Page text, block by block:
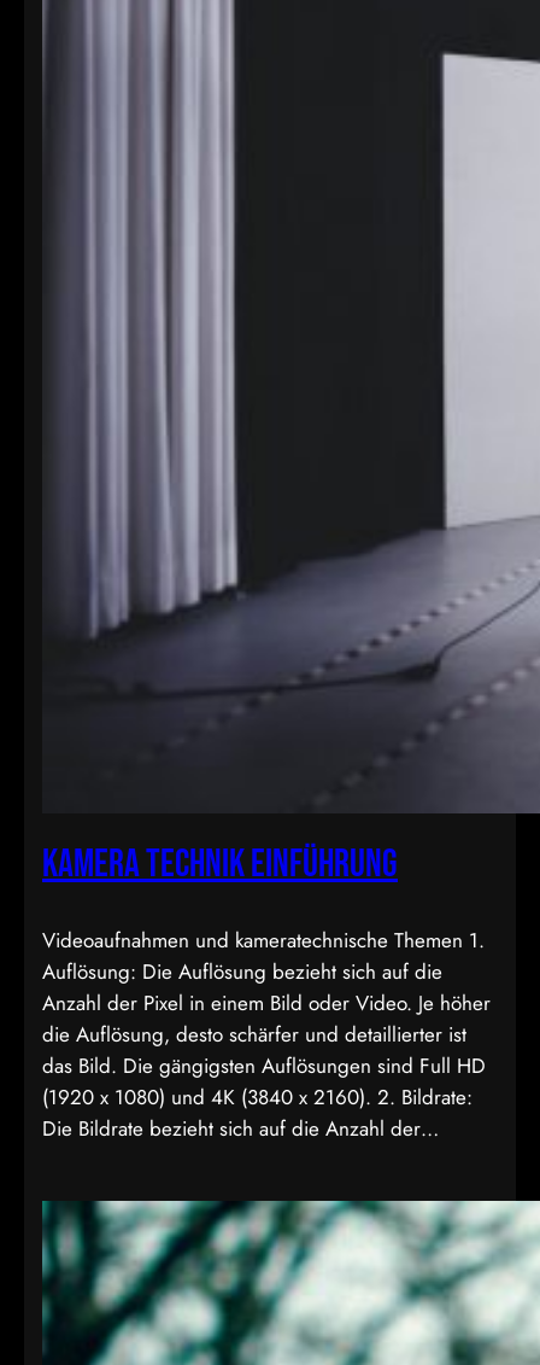
Kamera Technik Einführung
Videoaufnahmen und kameratechnische Themen 1.
Auflösung: Die Auflösung bezieht sich auf die
Anzahl der Pixel in einem Bild oder Video. Je höher
die Auflösung, desto schärfer und detaillierter ist
das Bild. Die gängigsten Auflösungen sind Full HD
(1920 x 1080) und 4K (3840 x 2160). 2. Bildrate:
Die Bildrate bezieht sich auf die Anzahl der…